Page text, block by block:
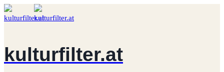
Zum
Inhalt
kulturfilter.at